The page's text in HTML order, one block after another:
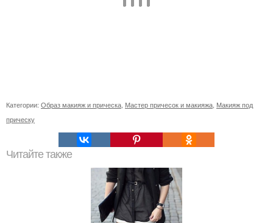
Категории: Образ макияж и прическа Мастер причесок и макияжа Макияж под
прическу
Читайте также